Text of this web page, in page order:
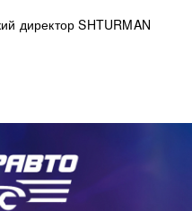
директор SHTURMAN